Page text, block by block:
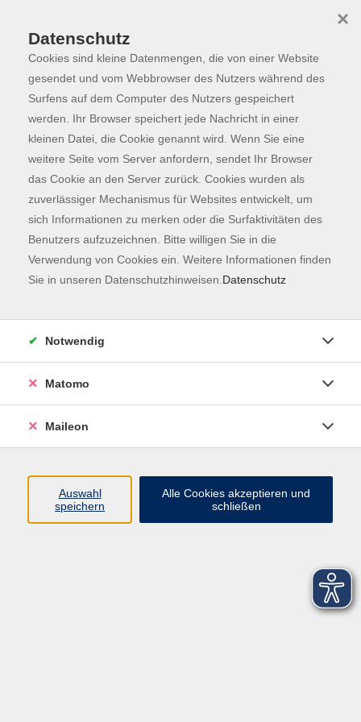
Skip to main content
Programm
Der Kurs konnte nicht gefunden werden.
Kontaktformular
Impressum
AGB
Datenschutzerklärung
Datenschutz
Cookies sind kleine Datenmengen, die von einer Website
gesendet und vom Webbrowser des Nutzers während des
Surfens auf dem Computer des Nutzers gespeichert
werden. Ihr Browser speichert jede Nachricht in einer
kleinen Datei, die Cookie genannt wird. Wenn Sie eine
weitere Seite vom Server anfordern, sendet Ihr Browser
das Cookie an den Server zurück. Cookies wurden als
zuverlässiger Mechanismus für Websites entwickelt, um
sich Informationen zu merken oder die Surfaktivitäten des
Benutzers aufzuzeichnen. Bitte willigen Sie in die
Verwendung von Cookies ein. Weitere Informationen finden
Sie in unseren Datenschutzhinweisen. Datenschutz
×
Notwendig
Matomo
Maileon
Auswahl
speichern
Alle Cookies akzeptieren und
schließen